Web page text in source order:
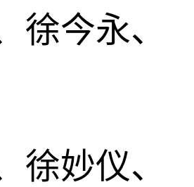
徐今永、
徐妙仪、